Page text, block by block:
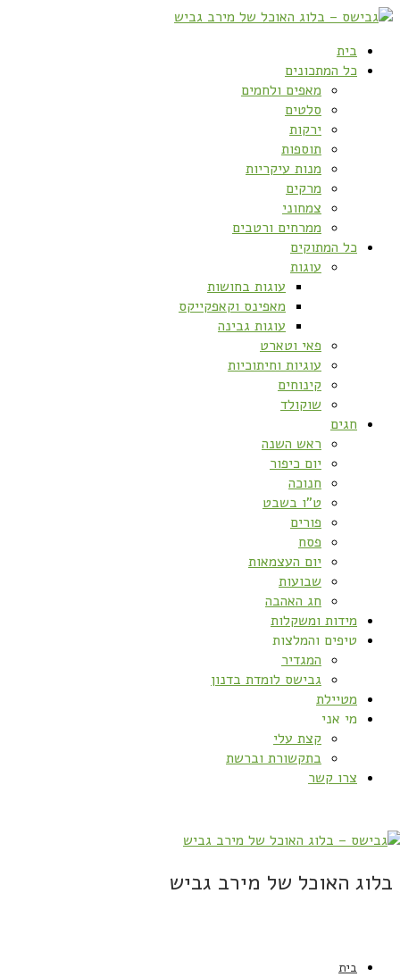
בית
כל המתכונים
מאפים ולחמים
סלטים
ירקות
תוספות
מנות עיקריות
מרקים
צמחוני
ממרחים ורטבים
כל המתוקים
עוגות
עוגות בחושות
מאפינס וקאפקייקס
עוגות גבינה
פאי וטארט
עוגיות וחיתוכיות
קינוחים
שוקולד
חגים
ראש השנה
יום כיפור
חנוכה
ט”ו בשבט
פורים
פסח
יום העצמאות
שבועות
חג האהבה
מידות ומשקלות
טיפים והמלצות
המגדיר
גבישס לומדת בדנון
מטיילת
מי אני
קצת עלי
בתקשורת וברשת
צרו קשר
בלוג האוכל של מירב גביש
בית